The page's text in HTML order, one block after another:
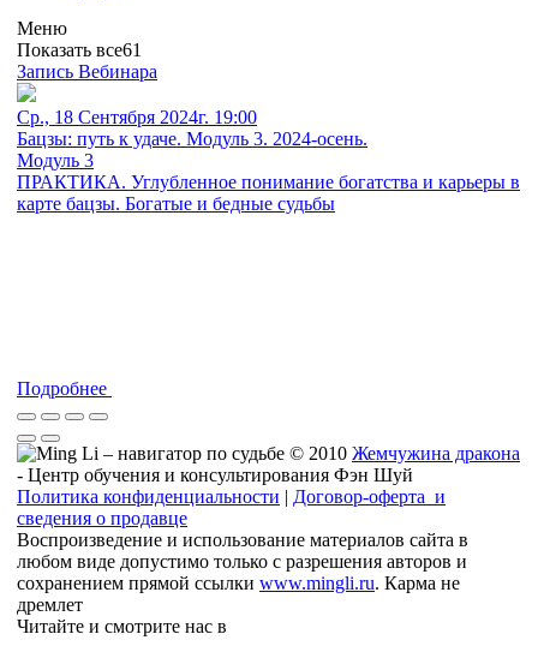
Меню
Показать все61
Запись Вебинара
Ср., 18 Сентября 2024г. 19:00
Бацзы: путь к удаче. Модуль 3. 2024-осень.
Модуль 3
ПРАКТИКА. Углубленное понимание богатства и карьеры в
карте бацзы. Богатые и бедные судьбы
Подробнее
© 2010 Жемчужина дракона
- Центр обучения и консультирования Фэн Шуй
Политика конфиденциальности | Договор-оферта и
сведения о продавце
Воспроизведение и использование материалов сайта в
любом виде допустимо только с разрешения авторов и
сохранением прямой ссылки www.mingli.ru. Карма не
дремлет
Читайте и смотрите нас в